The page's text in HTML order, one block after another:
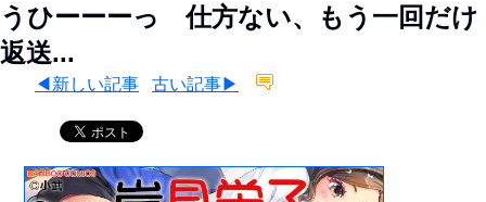
うひーーーっ 仕方ない、もう一回だけ
返送...
◀新しい記事 古い記事▶